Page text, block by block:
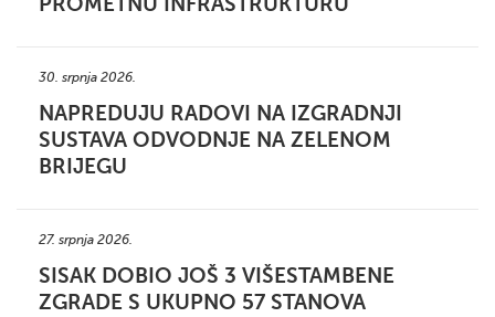
30. srpnja 2026.
NAPREDUJU RADOVI NA IZGRADNJI
SUSTAVA ODVODNJE NA ZELENOM
BRIJEGU
27. srpnja 2026.
SISAK DOBIO JOŠ 3 VIŠESTAMBENE
ZGRADE S UKUPNO 57 STANOVA